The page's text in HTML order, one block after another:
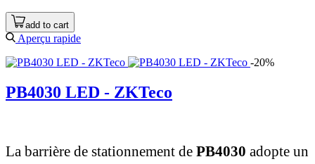
add to cart
Aperçu rapide
-20%
PB4030 LED - ZKTeco
La barrière de stationnement de PB4030 adopte un